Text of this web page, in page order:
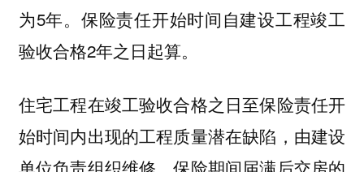
为5年。保险责任开始时间自建设工程竣工
验收合格2年之日起算。
住宅工程在竣工验收合格之日至保险责任开
始时间内出现的工程质量潜在缺陷，由建设